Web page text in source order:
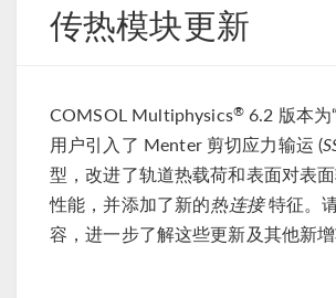
传热模块更新
COMSOL Multiphysics® 6.2 版本为
用户引入了 Menter 剪切应力输运 (
型，改进了轨道热载荷和表面对表
性能，并添加了新的热连接特征。
容，进一步了解这些更新及其他新增